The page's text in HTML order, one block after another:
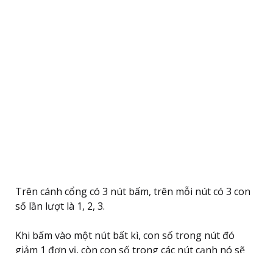
Trên cánh cổng có 3 nút bấm, trên mỗi nút có 3 con
số lần lượt là 1, 2, 3.
Khi bấm vào một nút bất kì, con số trong nút đó
giảm 1 đơn vị, còn con số trong các nút cạnh nó sẽ